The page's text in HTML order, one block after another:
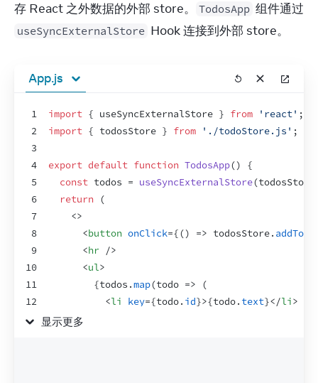
存 React 之外数据的外部 store。
TodosApp
useSyncExternalStore Hook 连接到外部 store。
App.js
1
2
3
4
5
6
7
8
9
10
11
12
13
import { useSyncExternalStore } from 'react' ;
import { todosStore } from './todoStore.js' ;
export default function TodosApp()
{
const todos = useSyncExternalStore(todosStore
return
(
<>
<button onClick={() => todosStore. addTodo
<hr />
<ul>
{todos .map(todo =>
(
<li key={todo. id}>{todo. text}</li>
显示更多